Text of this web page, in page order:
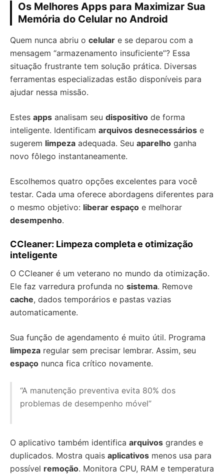
Os Melhores Apps para Maximizar Sua
Memória do Celular no Android
Quem nunca abriu o celular e se deparou com a
mensagem “armazenamento insuficiente”? Essa
situação frustrante tem solução prática. Diversas
ferramentas especializadas estão disponíveis para
ajudar nessa missão.
Estes apps analisam seu dispositivo de forma
inteligente. Identificam arquivos desnecessários e
sugerem limpeza adequada. Seu aparelho ganha
novo fôlego instantaneamente.
Escolhemos quatro opções excelentes para você
testar. Cada uma oferece abordagens diferentes para
o mesmo objetivo: liberar espaço e melhorar
desempenho.
CCleaner: Limpeza completa e otimização
inteligente
O CCleaner é um veterano no mundo da otimização.
Ele faz varredura profunda no sistema. Remove
cache, dados temporários e pastas vazias
automaticamente.
Sua função de agendamento é muito útil. Programa
limpeza regular sem precisar lembrar. Assim, seu
espaço nunca fica crítico novamente.
“A manutenção preventiva evita 80% dos
problemas de desempenho móvel”
O aplicativo também identifica arquivos grandes e
duplicados. Mostra quais aplicativos menos usa para
possível remoção. Monitora CPU, RAM e temperatura